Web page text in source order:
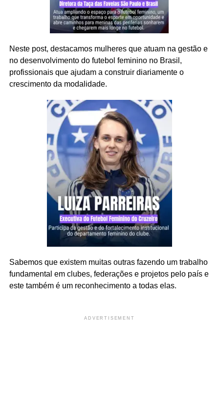
Neste post, destacamos mulheres que atuam na gestão e
no desenvolvimento do futebol feminino no Brasil,
profissionais que ajudam a construir diariamente o
crescimento da modalidade.
Sabemos que existem muitas outras fazendo um trabalho
fundamental em clubes, federações e projetos pelo país e
este também é um reconhecimento a todas elas.
ADVERTISEMENT